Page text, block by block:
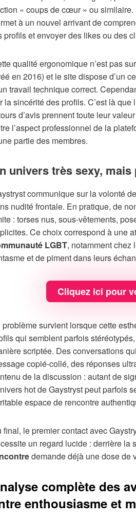
« coups de cœur » ou
à un nouvel arrivant de
profils et envoyer des likes ou des
qualité ergonomique n’est pas
en 2016) et le site dispose d’un
travail technique correct.
la sincérité des profils. C’est là
d’avis prennent toute leur
l’aspect professionnel de la
partie des membres.
univers très sexy,
communique sur la volonté
nudité frontale. En pratique, de
: torses nus, sous-vêtements,
Ce choix correspond à une
LGBT, notamment chez
et de piment dans leurs
Cliquez ici pour
problème survient lorsque cette
qui semblent parfois
scriptée. Des conversations
copié-collé, des réponses
de la discussion : autant de
hot de Gaystryst peut parfois
espace de rencontre
final, le premier contact avec
un regard lucide : derrière la
demande déjà une dose de
complète des
enthousiasme et